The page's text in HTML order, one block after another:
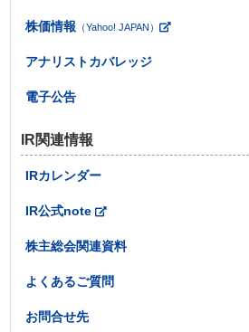
株価情報 （Yahoo! JAPAN）
アナリストカバレッジ
電子公告
IR関連情報
IRカレンダー
IR公式note
株主総会関連資料
よくあるご質問
お問合せ先